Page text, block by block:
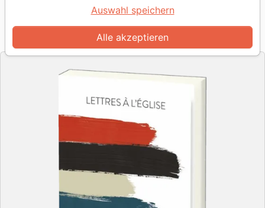
Francis Chan
Artikel-Nr.BLF9477 EAN9782362494772
BLF ÉditionsAlle akzeptieren
Auswahl speichern